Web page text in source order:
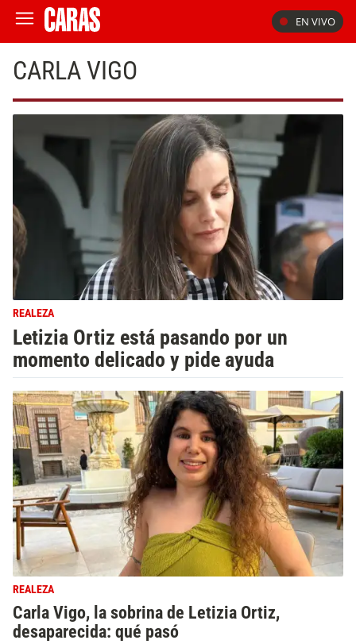
EN VIVO
CARLA VIGO
REALEZA
Letizia Ortiz está pasando por un
momento delicado y pide ayuda
REALEZA
Carla Vigo, la sobrina de Letizia Ortiz,
desaparecida: qué pasó